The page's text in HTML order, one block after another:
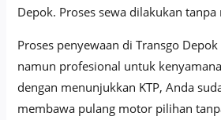
Depok. Proses sewa dilakukan
Proses penyewaan di Transgo
namun profesional untuk
dengan menunjukkan KTP, Anda
membawa pulang motor pilihan